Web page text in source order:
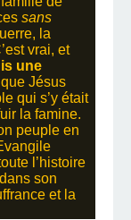
sans
la
vrai, et
une
Jésus
qui s’y était
la famine.
peuple en
l’histoire
son
et la